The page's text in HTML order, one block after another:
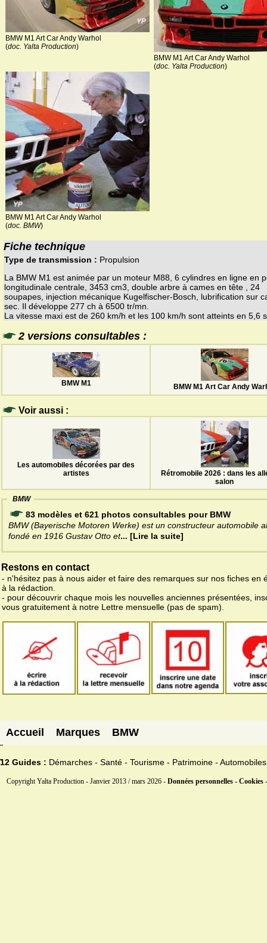
BMW M1 Art Car Andy Warhol
(doc. Yalta Production)
BMW M1 Art Car Andy Warhol
(doc. Yalta Production)
BMW M1 Art Car Andy Warhol
(doc. BMW)
Fiche technique
Type de transmission : Propulsion
La BMW M1 est animée par un moteur M88, 6 cylindres en ligne en
longitudinale centrale, 3453 cm3, double arbre à cames en tête , 24
soupapes, injection mécanique Kugelfischer-Bosch, lubrification sur
sec. Il développe 277 ch à 6500 tr/mn.
La vitesse maxi est de 260 km/h et les 100 km/h sont atteints en 5,6
2 versions consultables :
BMW M1 BMW M1 Art Car Andy
Voir aussi :
Les automobiles décorées par des
artistes
Rétromobile 2026 : dans les
salon
BMW
83 modèles et 621 photos consultables pour BMW
BMW (Bayerische Motoren Werke) est un constructeur automobile
fondé en 1916 Gustav Otto et... [Lire la suite]
Restons en contact
- n'hésitez pas à nous aider et faire des remarques sur nos fiches en
à la rédaction.
- pour découvrir chaque mois les nouvelles anciennes présentées,
vous gratuitement à notre Lettre mensuelle (pas de spam).
Accueil Marques BMW
12 Guides : Démarches - Santé - Tourisme - Patrimoine - Automobiles
Copyright Yalta Production - Janvier 2013 / mars 2026 - Données personnelles - Cookies